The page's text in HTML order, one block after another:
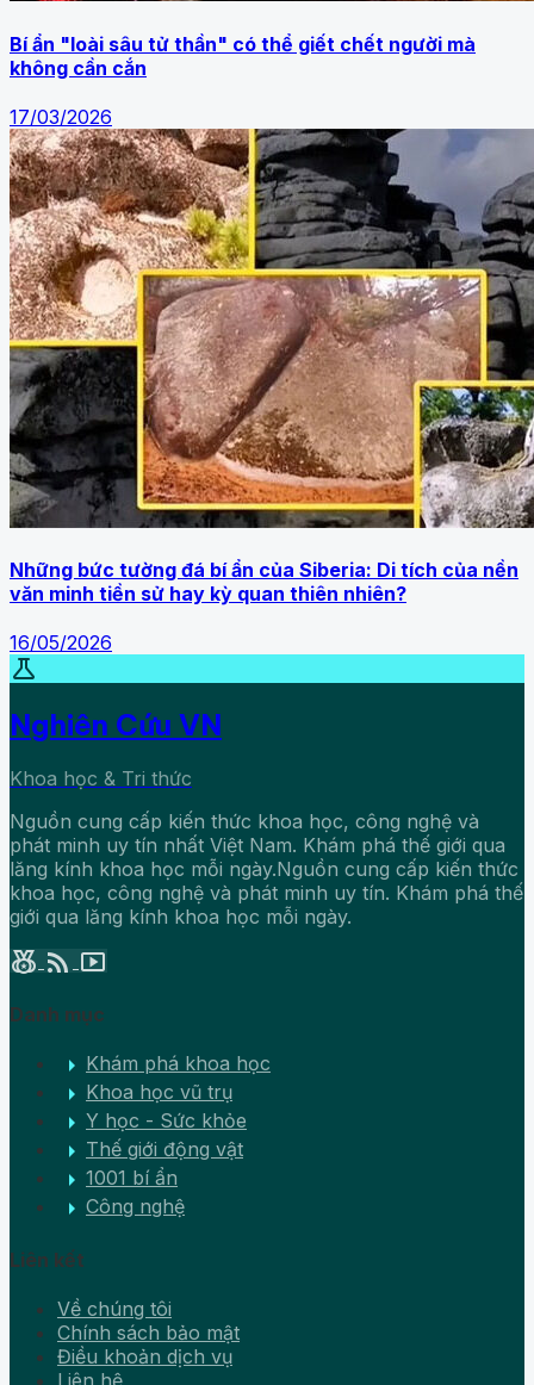
Bí ẩn "loài sâu tử thần" có thể giết chết người mà
không cần cắn
17/03/2026
Những bức tường đá bí ẩn của Siberia: Di tích của nền
văn minh tiền sử hay kỳ quan thiên nhiên?
16/05/2026
science
Nghiên Cứu VN
Khoa học & Tri thức
Nguồn cung cấp kiến thức khoa học, công nghệ và
phát minh uy tín nhất Việt Nam. Khám phá thế giới qua
lăng kính khoa học mỗi ngày.Nguồn cung cấp kiến thức
khoa học, công nghệ và phát minh uy tín. Khám phá thế
giới qua lăng kính khoa học mỗi ngày.
social_leaderboard rss_feed smart_display
Danh mục
arrow_right Khám phá khoa học
arrow_right Khoa học vũ trụ
arrow_right Y học - Sức khỏe
arrow_right Thế giới động vật
arrow_right 1001 bí ẩn
arrow_right Công nghệ
Liên kết
Về chúng tôi
Chính sách bảo mật
Điều khoản dịch vụ